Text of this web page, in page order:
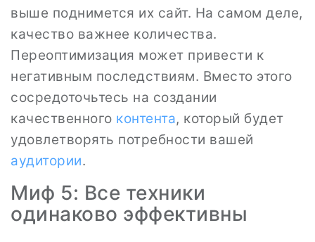
выше поднимется их сайт. На самом деле,
качество важнее количества.
Переоптимизация может привести к
негативным последствиям. Вместо этого
сосредоточьтесь на создании
качественного контента, который будет
удовлетворять потребности вашей
аудитории.
Миф 5: Все техники
одинаково эффективны